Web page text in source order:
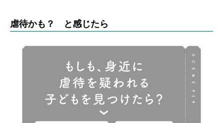
虐待かも？ と感じたら